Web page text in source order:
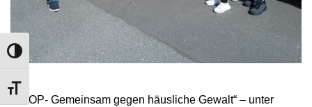
UMSCHALTEN AUF HOHE KONTRASTE
SCHRIFT VERGRÖSSERN
„STOP- Gemeinsam gegen häusliche Gewalt“ – unter